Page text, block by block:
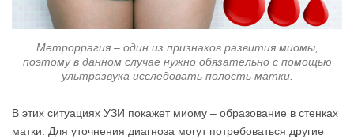
Метроррагия – один из признаков развития миомы,
поэтому в данном случае нужно обязательно с помощью
ультразвука исследовать полость матки.
В этих ситуациях УЗИ покажет миому – образование в стенках
матки. Для уточнения диагноза могут потребоваться другие